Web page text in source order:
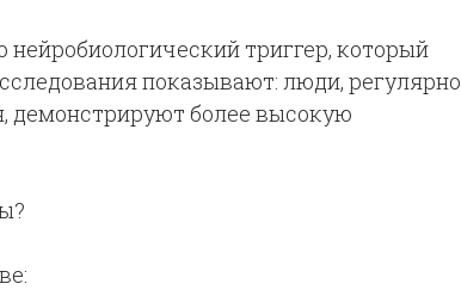
нейробиологический триггер, который
показывают: люди, регулярно
демонстрируют более высокую